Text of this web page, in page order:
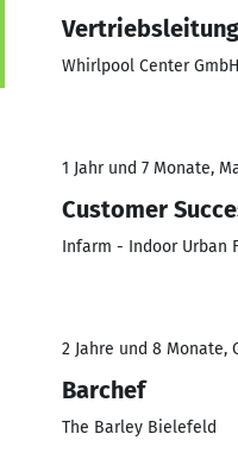
Vertriebsleitung
Whirlpool Center GmbH
1 Jahr und 7 Monate,
Customer
Infarm - Indoor Urban
2 Jahre und 8 Monate,
Barchef
The Barley Bielefeld